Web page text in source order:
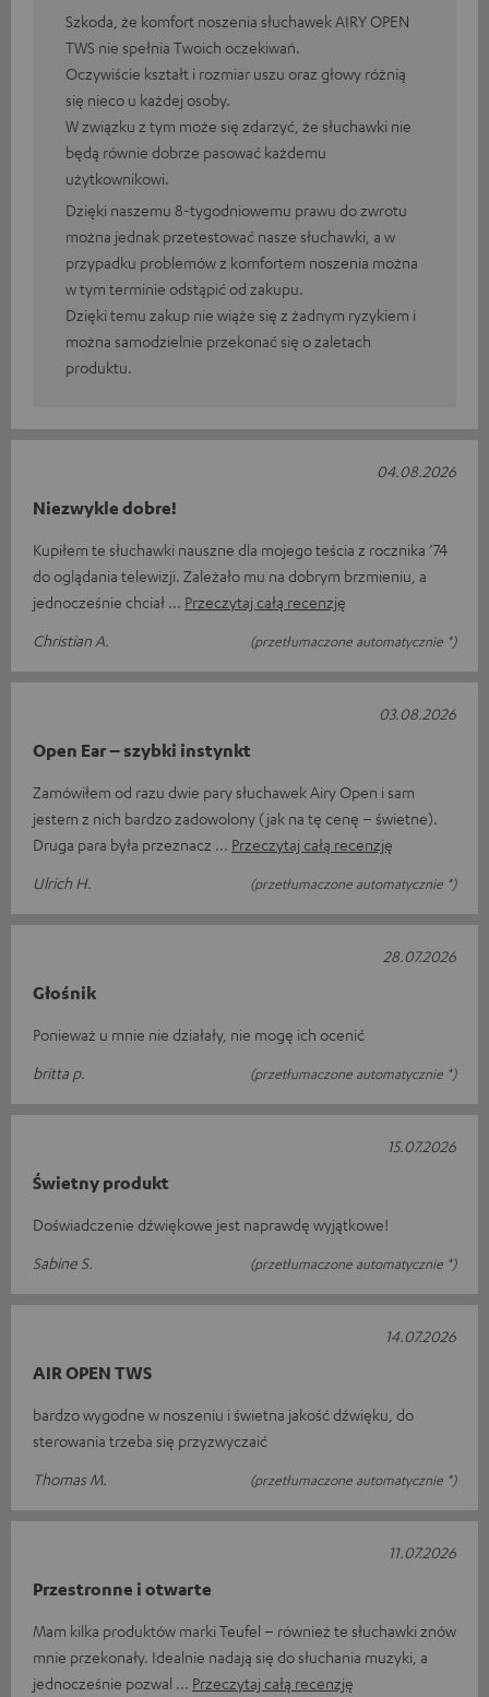
Szkoda, że komfort noszenia słuchawek AIRY OPEN
TWS nie spełnia Twoich oczekiwań.
Oczywiście kształt i rozmiar uszu oraz głowy różnią
się nieco u każdej osoby.
W związku z tym może się zdarzyć, że słuchawki nie
będą równie dobrze pasować każdemu
użytkownikowi.
Dzięki naszemu 8-tygodniowemu prawu do zwrotu
można jednak przetestować nasze słuchawki, a w
przypadku problemów z komfortem noszenia można
w tym terminie odstąpić od zakupu.
Dzięki temu zakup nie wiąże się z żadnym ryzykiem i
można samodzielnie przekonać się o zaletach
produktu.
Niezwykle dobre!
Kupiłem te słuchawki nauszne dla mojego teścia z rocznika ’74
do oglądania telewizji. Zależało mu na dobrym brzmieniu, a
jednocześnie chciał
Przeczytaj całą recenzję
Christian A.
(przetłumaczone automatycznie *)
04.08.2026
Open Ear – szybki instynkt
Zamówiłem od razu dwie pary słuchawek Airy Open i sam
jestem z nich bardzo zadowolony (jak na tę cenę – świetne).
Druga para była przeznacz
Przeczytaj całą recenzję
Ulrich H.
(przetłumaczone automatycznie *)
03.08.2026
Głośnik
Ponieważ u mnie nie działały, nie mogę ich ocenić
britta p.
(przetłumaczone automatycznie *)
28.07.2026
Świetny produkt
Doświadczenie dźwiękowe jest naprawdę wyjątkowe!
Sabine S.
(przetłumaczone automatycznie *)
15.07.2026
AIR OPEN TWS
bardzo wygodne w noszeniu i świetna jakość dźwięku, do
sterowania trzeba się przyzwyczaić
Thomas M.
(przetłumaczone automatycznie *)
14.07.2026
Przestronne i otwarte
Mam kilka produktów marki Teufel – również te słuchawki znów
mnie przekonały. Idealnie nadają się do słuchania muzyki, a
jednocześnie pozwal
Przeczytaj całą recenzję
11.07.2026